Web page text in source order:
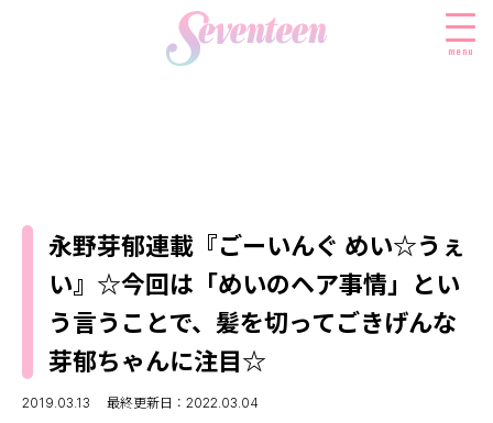
menu
FASHION
ファッションニュース
モデル私服
着回し
着痩せ
BEAUTY
ビューティニュース
トレンドメイク
ベストコスメ
ヘアアレンジ・ヘアケア
SCHOOL
スクールニュース
ENTERTAINMENT
エンタメニュース
LIFESTYLE
永野芽郁連載『ごーいんぐ めい☆うぇ
い』☆今回は「めいのヘア事情」とい
う言うことで、髪を切ってごきげんな
芽郁ちゃんに注目☆
2019.03.13 最終更新日：2022.03.04